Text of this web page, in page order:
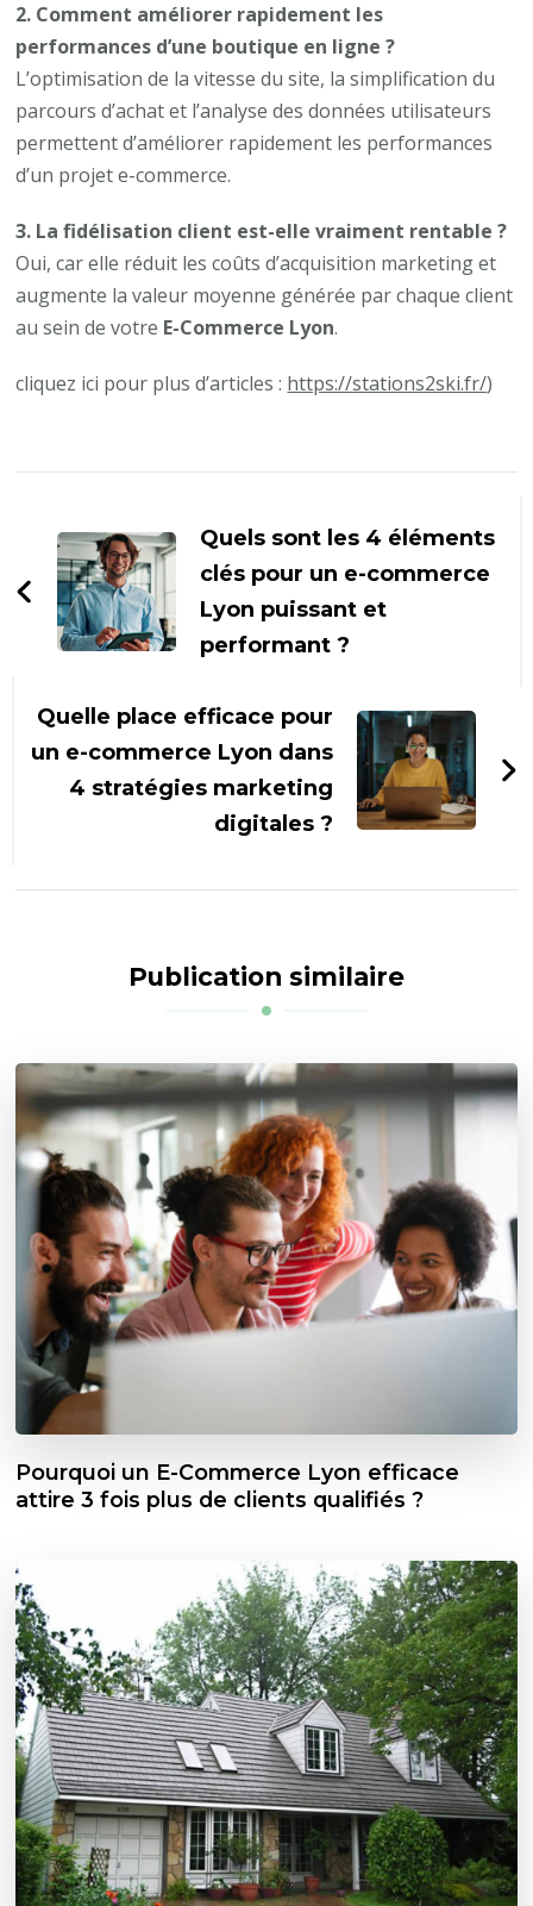
2. Comment améliorer rapidement les
performances d’une boutique en ligne ?
L’optimisation de la vitesse du site, la simplification du
parcours d’achat et l’analyse des données utilisateurs
permettent d’améliorer rapidement les performances
d’un projet e-commerce.
3. La fidélisation client est-elle vraiment rentable ?
Oui, car elle réduit les coûts d’acquisition marketing et
augmente la valeur moyenne générée par chaque client
au sein de votre E-Commerce Lyon.
cliquez ici pour plus d’articles : https://stations2ski.fr/)
d'article
Quels sont les 4 éléments
clés pour un e-commerce
Lyon puissant et
performant ?
Quelle place efficace pour
un e-commerce Lyon dans
4 stratégies marketing
digitales ?
Publication similaire
Pourquoi un E-Commerce Lyon efficace
attire 3 fois plus de clients qualifiés ?